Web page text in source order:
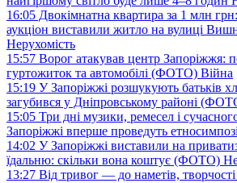
16:05 Двокімнатна квартира за 1 млн
аукціон виставили житло на вулиці
Нерухомість
15:57 Ворог атакував центр Запоріжжя:
гуртожиток та автомобілі (ФОТО) Війна
15:19 У Запоріжжі розшукують батьків
загубився у Дніпровському районі
15:05 Три дні музики, ремесел і
Запоріжжі вперше проведуть
14:02 У Запоріжжі виставили на
їдальню: скільки вона коштує (ФОТО)
13:27 Від тривог — до наметів,